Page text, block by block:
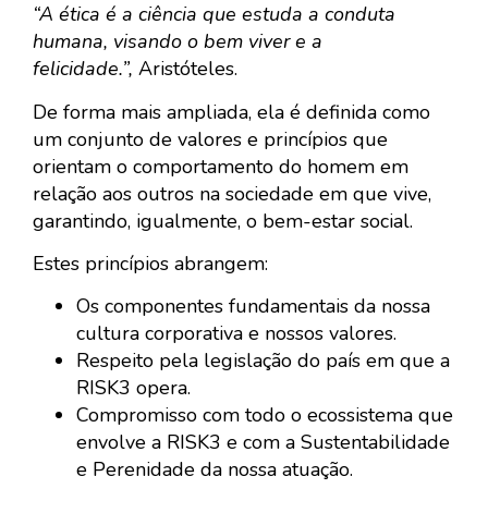
“A ética é a ciência que estuda a conduta
humana, visando o bem viver e a
felicidade.”, Aristóteles.
De forma mais ampliada, ela é definida como
um conjunto de valores e princípios que
orientam o comportamento do homem em
relação aos outros na sociedade em que vive,
garantindo, igualmente, o bem-estar social.
Estes princípios abrangem:
Os componentes fundamentais da nossa
cultura corporativa e nossos valores.
Respeito pela legislação do país em que a
RISK3 opera.
Compromisso com todo o ecossistema que
envolve a RISK3 e com a Sustentabilidade
e Perenidade da nossa atuação.